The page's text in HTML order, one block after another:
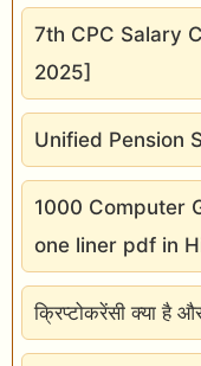
7th CPC Salary
2025]
Unified Pension
1000 Computer
one liner pdf in
क्रिप्टोकरेंसी क्या है